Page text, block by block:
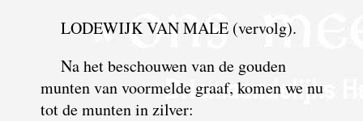
LODEWIJK VAN MALE (vervolg).
Na het beschouwen van de gouden
munten van voormelde graaf, komen we nu
tot de munten in zilver: